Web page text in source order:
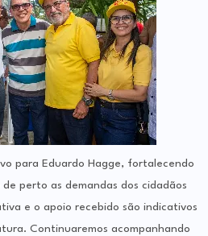
para Eduardo Hagge, fortalecendo
perto as demandas dos cidadãos
e o apoio recebido são indicativos
Continuaremos acompanhando